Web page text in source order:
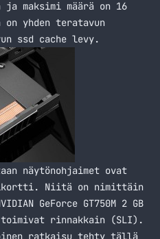
maksimi määrä on 16
yhden teratavun
ssd cache levy.
näytönohjaimet ovat
Niitä on nimittäin
GeForce GT750M 2 GB
toimivat rinnakkain (SLI).
ratkaisu tehty tällä